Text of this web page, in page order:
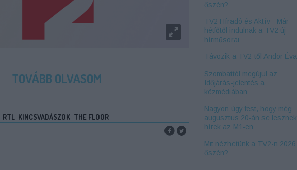
TOVÁBB OLVASOM
RTL KINCSVADÁSZOK THE FLOOR
őszén?
TV2 Híradó és Aktív - Már
hétfőtől indulnak a TV2 új
hírműsorai
Távozik a TV2-től Andor Éva
Szombattól megújul az
Időjárás-jelentés a
közmédiában
Nagyon úgy fest, hogy még
augusztus 20-án se lesznek
hírek az M1-en
Mit nézhetünk a TV2-n 2026
őszén?